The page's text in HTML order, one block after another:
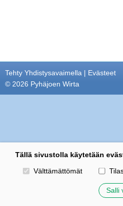
Tehty Yhdistysavaimella | Evästeet
© 2026 Pyhäjoen Wirta
Tällä sivustolla käytetään
Valitse käytettävät evästeet
Välttämättömät
Salli